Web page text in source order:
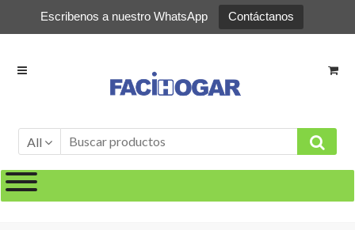
Escribenos a nuestro WhatsApp Contáctanos
Ir
Ir
All